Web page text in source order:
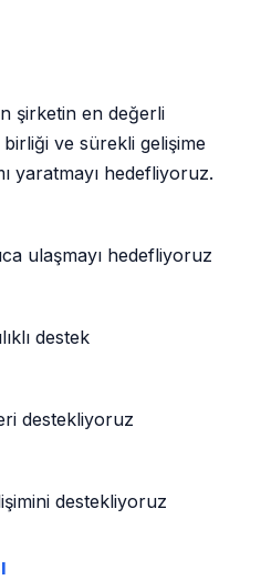
şirketin en değerli
birliği ve sürekli gelişime
yaratmayı hedefliyoruz.
ulaşmayı hedefliyoruz
destek
destekliyoruz
destekliyoruz